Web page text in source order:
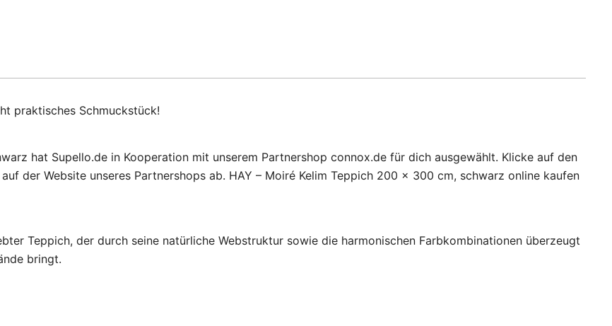
praktisches Schmuckstück!
hat Supello.de in Kooperation mit unserem Partnershop connox.de für dich ausgewählt. Klicke auf den
der Website unseres Partnershops ab. HAY – Moiré Kelim Teppich 200 x 300 cm, schwarz online kaufen
Teppich, der durch seine natürliche Webstruktur sowie die harmonischen Farbkombinationen überzeugt
bringt.